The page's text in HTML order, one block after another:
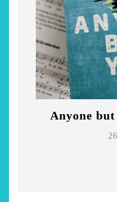
Hofcafés
Anyone